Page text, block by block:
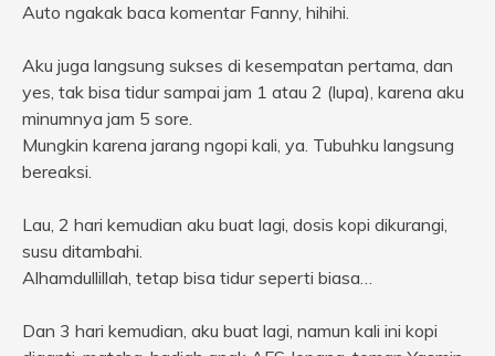
Auto ngakak baca komentar Fanny, hihihi.
Aku juga langsung sukses di kesempatan pertama, dan
yes, tak bisa tidur sampai jam 1 atau 2 (lupa), karena aku
minumnya jam 5 sore.
Mungkin karena jarang ngopi kali, ya. Tubuhku langsung
bereaksi.
Lau, 2 hari kemudian aku buat lagi, dosis kopi dikurangi,
susu ditambahi.
Alhamdullillah, tetap bisa tidur seperti biasa…
Dan 3 hari kemudian, aku buat lagi, namun kali ini kopi